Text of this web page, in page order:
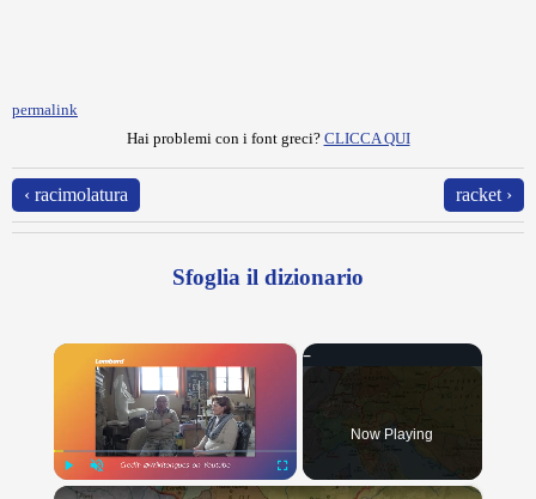
permalink
Hai problemi con i font greci? CLICCA QUI
‹ racimolatura racket ›
Sfoglia il dizionario
×
Play Unmute Fullscreen
Now Playing